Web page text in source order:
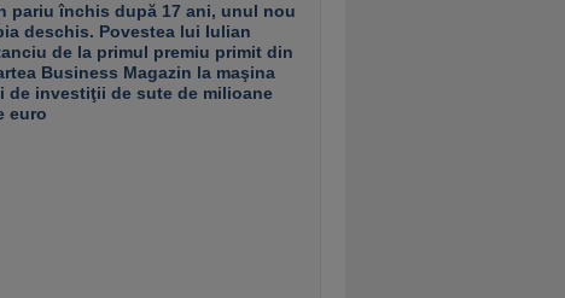
pariu închis după 17 ani, unul nou
deschis. Povestea lui Iulian
de la primul premiu primit din
Business Magazin la maşina
de investiţii de sute de milioane
euro